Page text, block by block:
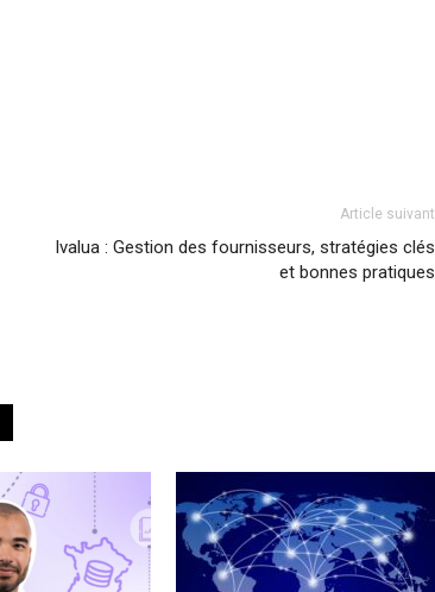
Article suivant
Ivalua : Gestion des fournisseurs, stratégies clés
et bonnes pratiques